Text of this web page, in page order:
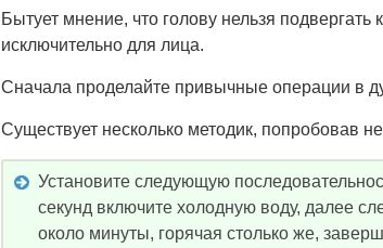
Бытует мнение, что голову нельзя
исключительно для лица.
Сначала проделайте привычные операции в
Существует несколько методик, попробовав
Установите следующую
секунд включите холодную воду, далее
около минуты, горячая столько же,